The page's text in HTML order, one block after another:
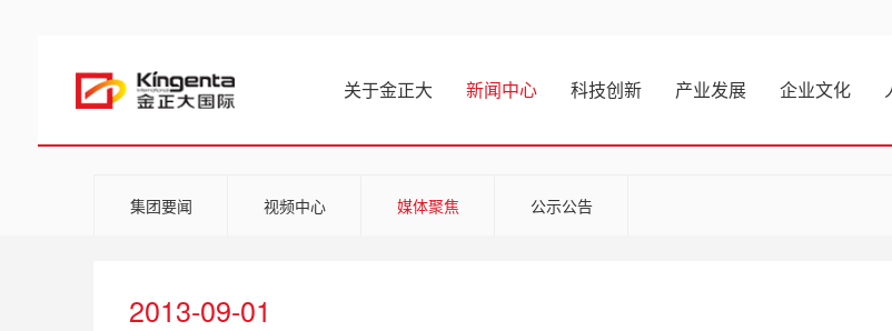
关于金正大 新闻中心 科技创新 产业发展 企业文化
集团要闻 视频中心 媒体聚焦 公示公告
2013-09-01